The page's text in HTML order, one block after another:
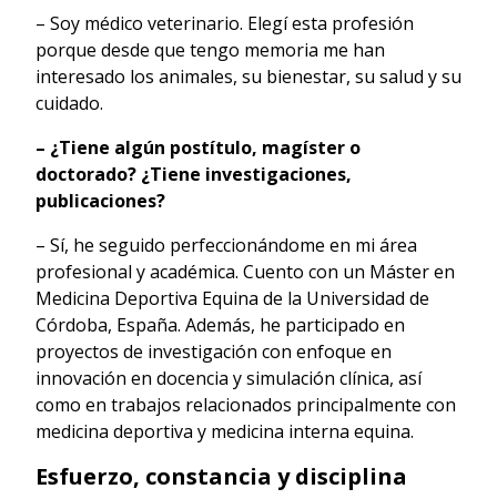
– Soy médico veterinario. Elegí esta profesión
porque desde que tengo memoria me han
interesado los animales, su bienestar, su salud y su
cuidado.
– ¿Tiene algún postítulo, magíster o
doctorado? ¿Tiene investigaciones,
publicaciones?
– Sí, he seguido perfeccionándome en mi área
profesional y académica. Cuento con un Máster en
Medicina Deportiva Equina de la Universidad de
Córdoba, España. Además, he participado en
proyectos de investigación con enfoque en
innovación en docencia y simulación clínica, así
como en trabajos relacionados principalmente con
medicina deportiva y medicina interna equina.
Esfuerzo, constancia y disciplina